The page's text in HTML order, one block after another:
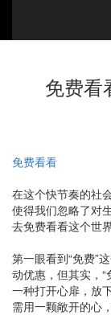
免费看
免费看看
在这个快节奏的社
使得我们忽略了对
去免费看看这个世
第一眼看到“免费”
动优惠，但其实，
一种打开心扉，放
需用一颗敞开的心